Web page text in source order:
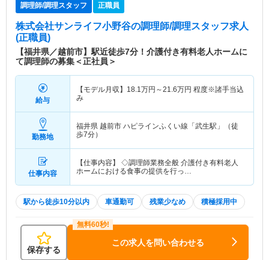
調理師/調理スタッフ 正職員
株式会社サンライフ小野谷の調理師/調理スタッフ求人
(正職員)
【福井県／越前市】駅近徒歩7分！介護付き有料老人ホームに
て調理師の募集＜正社員＞
給与
【モデル月収】 18.1万円～21.6万円 程度※諸手当込
み
勤務地
福井県 越前市 ハピラインふくい線「武生駅」（徒
歩7分）
仕事内容
【仕事内容】 ◇調理師業務全般 介護付き有料老人
ホームにおける食事の提供を行っ…
駅から徒歩10分以内 車通勤可 残業少なめ 積極採用中
保存する
この求人を問い合わせる